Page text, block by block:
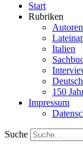
Start
Rubriken
Italien
150
Impressum
Suche